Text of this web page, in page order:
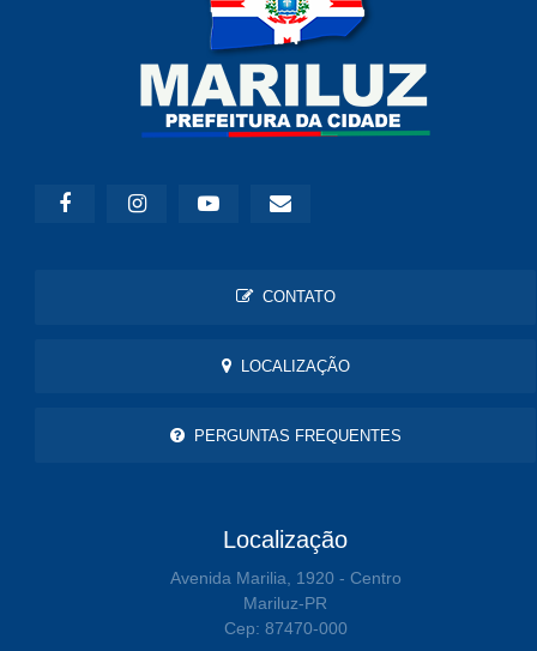
CONTATO
LOCALIZAÇÃO
PERGUNTAS FREQUENTES
Localização
Avenida Marilia, 1920 - Centro
Mariluz-PR
Cep: 87470-000